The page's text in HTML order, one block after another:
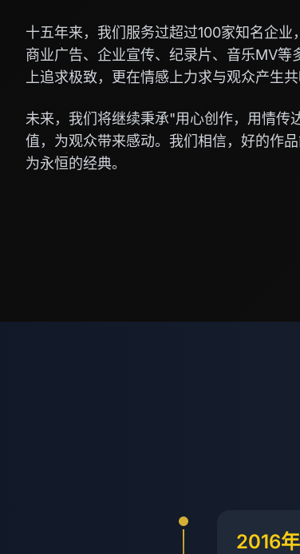
十五年来，我们服务过超过100家知名企
商业广告、企业宣传、纪录片、音乐MV等
上追求极致，更在情感上力求与观众产生共
未来，我们将继续秉承"用心创作，用情传
值，为观众带来感动。我们相信，好的作
为永恒的经典。
2016年